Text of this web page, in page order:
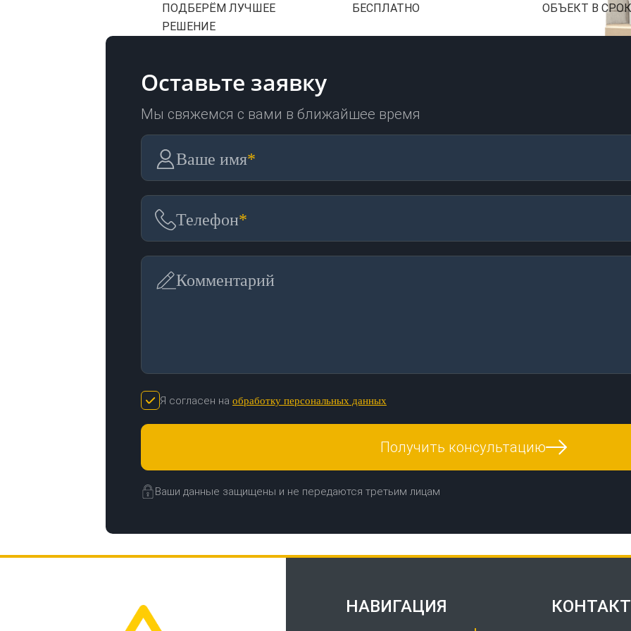
ПОДБЕРЁМ ЛУЧШЕЕ
РЕШЕНИЕ
БЕСПЛАТНО ОБЪЕКТ В СРОК
Оставьте заявку
Мы свяжемся с вами в ближайшее время
Ваше имя*
Телефон*
Комментарий
Я согласен на обработку персональных данных
Получить консультацию
Ваши данные защищены и не передаются третьим лицам
НАВИГАЦИЯ